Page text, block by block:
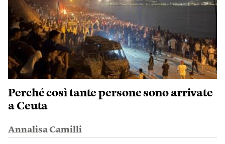
Perché così tante persone sono arrivate
a Ceuta
Annalisa Camilli